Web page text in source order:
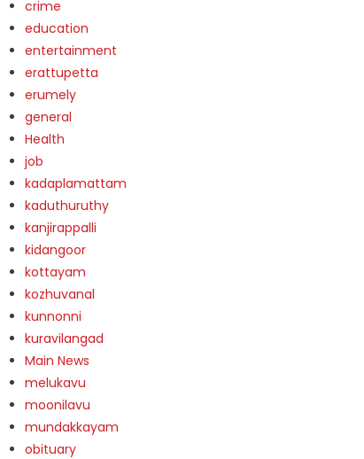
crime
education
entertainment
erattupetta
erumely
general
Health
job
kadaplamattam
kaduthuruthy
kanjirappalli
kidangoor
kottayam
kozhuvanal
kunnonni
kuravilangad
Main News
melukavu
moonilavu
mundakkayam
obituary